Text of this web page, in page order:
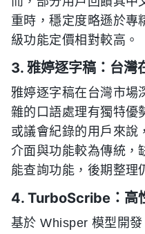
重時，穩定度略遜於專
級功能定價相對較高。
3. 雅婷逐字稿：台灣
雅婷逐字稿在台灣市場
雜的口語處理有獨特優
或議會紀錄的用戶來說
介面與功能較為傳統，
能查詢功能，後期整理
4. TurboScribe：高
基於 Whisper 模型開